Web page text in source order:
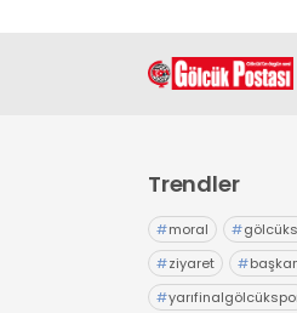
Trendler
#moral #
#ziyaret #
#